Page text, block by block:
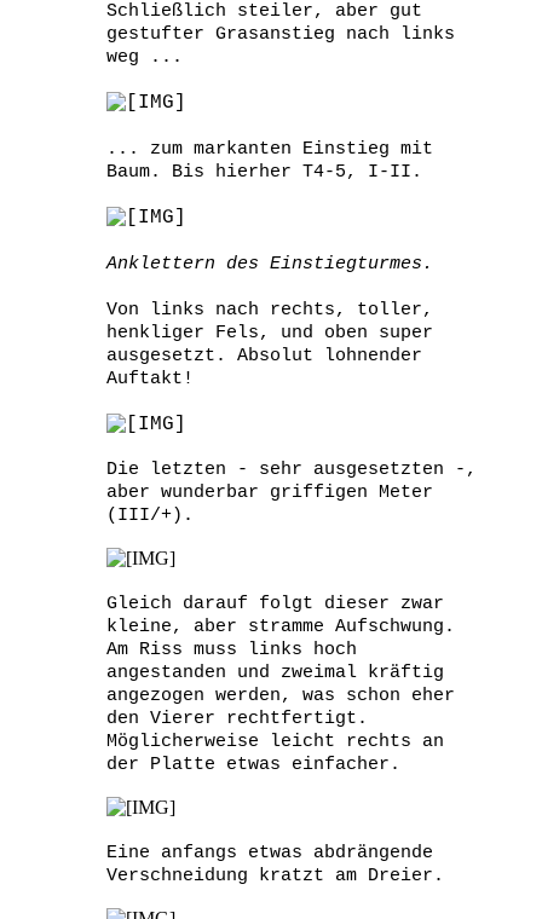
Schließlich steiler, aber gut
gestufter Grasanstieg nach links
weg ...
... zum markanten Einstieg mit
Baum. Bis hierher T4-5, I-II.
Anklettern des Einstiegturmes.
Von links nach rechts, toller,
henkliger Fels, und oben super
ausgesetzt. Absolut lohnender
Auftakt!
Die letzten - sehr ausgesetzten -,
aber wunderbar griffigen Meter
(III/+).
Gleich darauf folgt dieser zwar
kleine, aber stramme Aufschwung.
Am Riss muss links hoch
angestanden und zweimal kräftig
angezogen werden, was schon eher
den Vierer rechtfertigt.
Möglicherweise leicht rechts an
der Platte etwas einfacher.
Eine anfangs etwas abdrängende
Verschneidung kratzt am Dreier.